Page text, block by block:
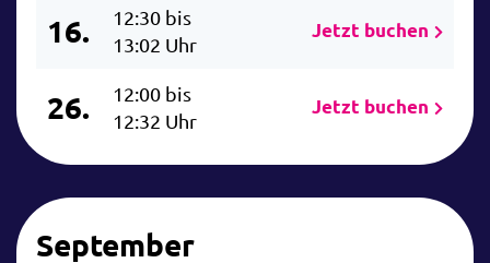
16.
12:30 bis
13:02 Uhr
Jetzt buchen
26.
12:00 bis
12:32 Uhr
Jetzt buchen
September